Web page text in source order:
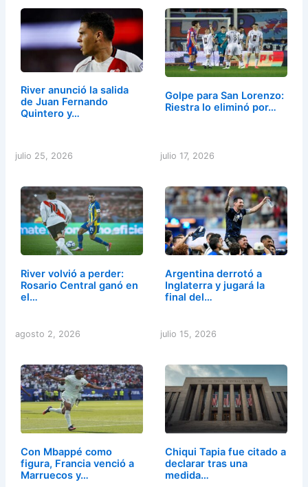
River anunció la salida
de Juan Fernando
Quintero y…
julio 25, 2026
Golpe para San Lorenzo:
Riestra lo eliminó por…
julio 17, 2026
River volvió a perder:
Rosario Central ganó en
el…
agosto 2, 2026
Argentina derrotó a
Inglaterra y jugará la
final del…
julio 15, 2026
Con Mbappé como
figura, Francia venció a
Marruecos y…
Chiqui Tapia fue citado a
declarar tras una
medida…